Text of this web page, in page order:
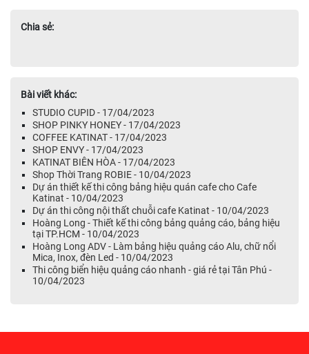
Chia sẻ:
Bài viết khác:
STUDIO CUPID - 17/04/2023
SHOP PINKY HONEY - 17/04/2023
COFFEE KATINAT - 17/04/2023
SHOP ENVY - 17/04/2023
KATINAT BIÊN HÒA - 17/04/2023
Shop Thời Trang ROBIE - 10/04/2023
Dự án thiết kế thi công bảng hiệu quán cafe cho Cafe
Katinat - 10/04/2023
Dự án thi công nội thất chuỗi cafe Katinat - 10/04/2023
Hoàng Long - Thiết kế thi công bảng quảng cáo, bảng hiệu
tại TP.HCM - 10/04/2023
Hoàng Long ADV - Làm bảng hiệu quảng cáo Alu, chữ nổi
Mica, Inox, đèn Led - 10/04/2023
Thi công biển hiệu quảng cáo nhanh - giá rẻ tại Tân Phú -
10/04/2023